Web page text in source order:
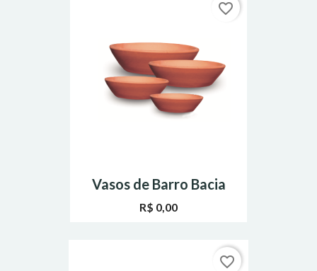
Vasos de Barro Bacia
R$ 0,00
favorite_border
favorite_border